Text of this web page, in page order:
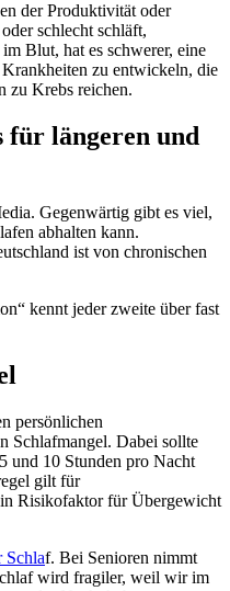
der Produktivität oder
schlecht schläft,
Blut, hat es schwerer, eine
zu entwickeln, die
zu Krebs reichen.
für längeren und
Gegenwärtig gibt es viel,
abhalten kann.
ist von chronischen
kennt jeder zweite über fast
persönlichen
Schlafmangel. Dabei sollte
und 10 Stunden pro Nacht
gilt für
Risikofaktor für Übergewicht
Schlaf. Bei Senioren nimmt
wird fragiler, weil wir im